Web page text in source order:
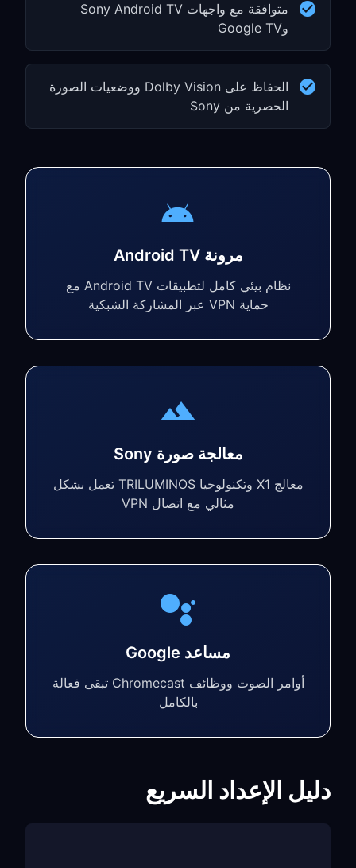
متوافقة مع واجهات Sony Android TV
وGoogle TV
الحفاظ على Dolby Vision ووضعيات الصورة
الحصرية من Sony
مرونة Android TV
نظام بيئي كامل لتطبيقات Android TV مع
حماية VPN عبر المشاركة الشبكية
معالجة صورة Sony
معالج X1 وتكنولوجيا TRILUMINOS تعمل بشكل
مثالي مع اتصال VPN
مساعد Google
أوامر الصوت ووظائف Chromecast تبقى فعالة
بالكامل
دليل الإعداد السريع